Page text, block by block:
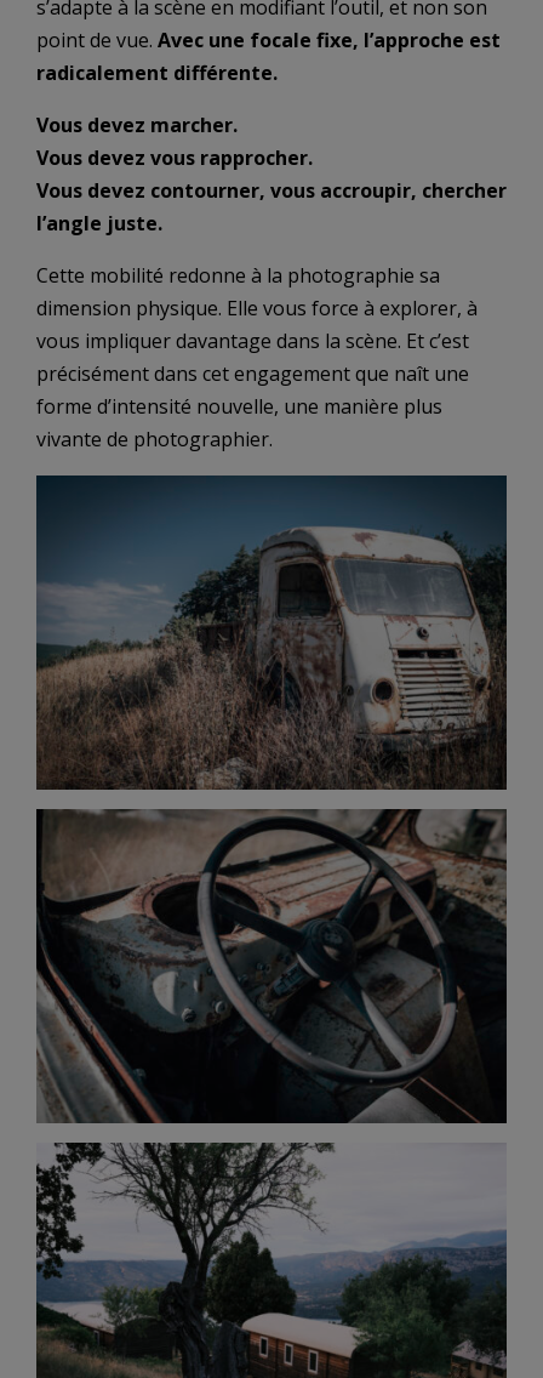
s’adapte à la scène en modifiant l’outil, et non son
point de vue. Avec une focale fixe, l’approche est
radicalement différente.
Vous devez marcher.
Vous devez vous rapprocher.
Vous devez contourner, vous accroupir, chercher
l’angle juste.
Cette mobilité redonne à la photographie sa
dimension physique. Elle vous force à explorer, à
vous impliquer davantage dans la scène. Et c’est
précisément dans cet engagement que naît une
forme d’intensité nouvelle, une manière plus
vivante de photographier.